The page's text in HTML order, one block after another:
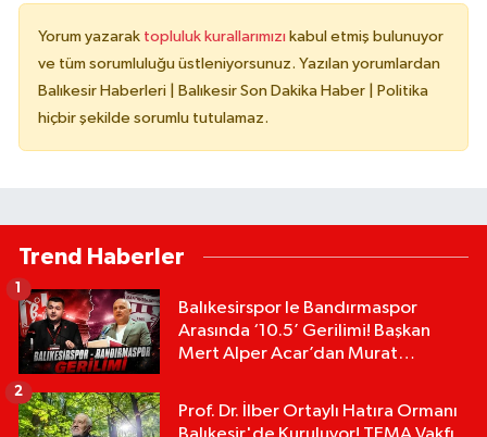
Yorum yazarak topluluk kurallarımızı kabul etmiş bulunuyor
ve tüm sorumluluğu üstleniyorsunuz. Yazılan yorumlardan
Balıkesir Haberleri | Balıkesir Son Dakika Haber | Politika
hiçbir şekilde sorumlu tutulamaz.
Trend Haberler
Balıkesirspor le Bandırmaspor
Arasında ‘10.5’ Gerilimi! Başkan
Mert Alper Acar’dan Murat
1
Prof. Dr. İlber Ortaylı Hatıra Ormanı
2